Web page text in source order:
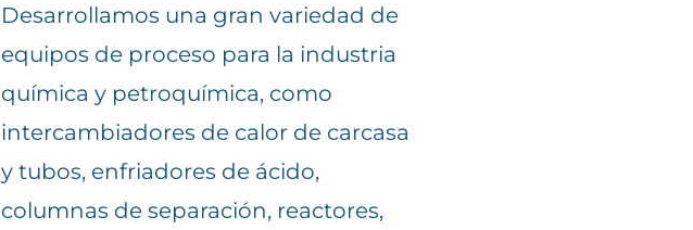
Desarrollamos una gran variedad de
equipos de proceso para la industria
química y petroquímica, como
intercambiadores de calor de carcasa
y tubos, enfriadores de ácido,
columnas de separación, reactores,